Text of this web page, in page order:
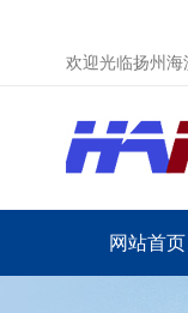
欢迎光临扬州海
网站首页